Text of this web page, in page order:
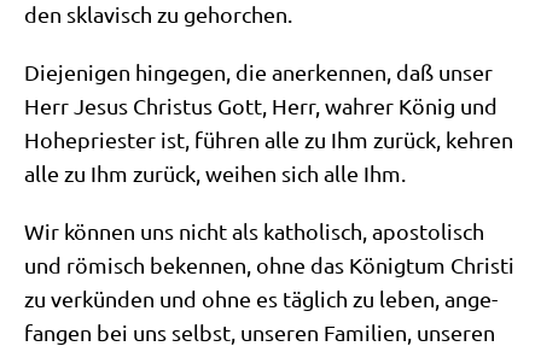
den skla­visch zu gehorchen.
Die­je­ni­gen hin­ge­gen, die aner­ken­nen, daß unser
Herr Jesus Chri­stus Gott, Herr, wah­rer König und
Hohe­prie­ster ist, füh­ren alle zu Ihm zurück, keh­ren
alle zu Ihm zurück, wei­hen sich alle Ihm.
Wir kön­nen uns nicht als katho­lisch, apo­sto­lisch
und römisch beken­nen, ohne das König­tum Chri­sti
zu ver­kün­den und ohne es täg­lich zu leben, ange­
fan­gen bei uns selbst, unse­ren Fami­li­en, unse­ren